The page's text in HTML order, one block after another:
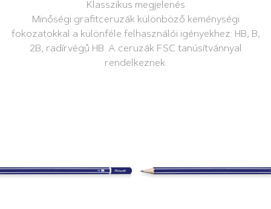
Klasszikus megjelenés
Minőségi grafitceruzák különböző keménységi
fokozatokkal a különféle felhasználói igényekhez: HB, B,
2B, radírvégű HB. A ceruzák FSC tanúsítvánnyal
rendelkeznek.